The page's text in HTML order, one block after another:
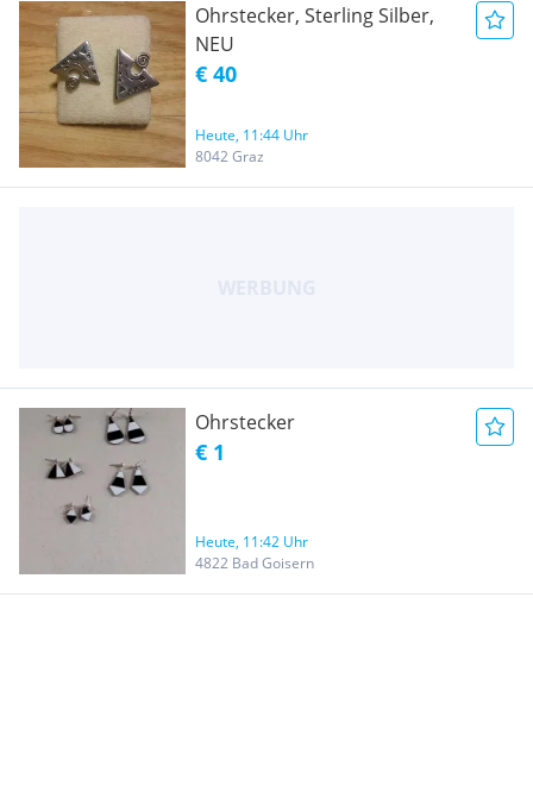
Ohrstecker, Sterling Silber,
NEU
€ 40
Heute, 11:44 Uhr
8042 Graz
Ohrstecker
€ 1
Heute, 11:42 Uhr
4822 Bad Goisern